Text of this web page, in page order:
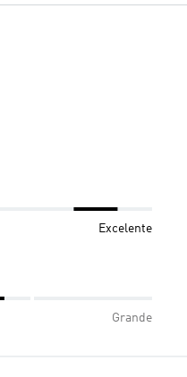
Excelente
Grande